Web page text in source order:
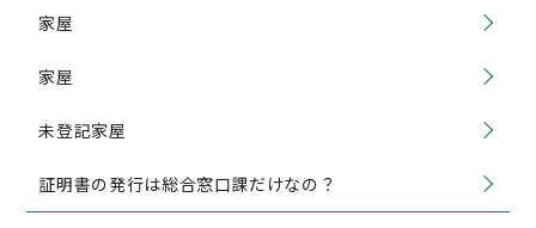
家屋
家屋
未登記家屋
証明書の発行は総合窓口課だけなの？